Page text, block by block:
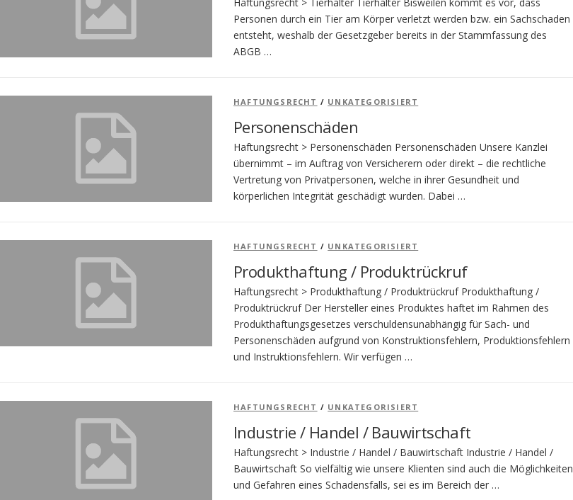
Personen durch ein Tier am Körper verletzt werden bzw. ein Sachschaden
entsteht, weshalb der Gesetzgeber bereits in der Stammfassung des
ABGB …
HAFTUNGSRECHT / UNKATEGORISIERT
Personenschäden
Haftungsrecht > Personenschäden Personenschäden Unsere Kanzlei
übernimmt – im Auftrag von Versicherern oder direkt – die rechtliche
Vertretung von Privatpersonen, welche in ihrer Gesundheit und
körperlichen Integrität geschädigt wurden. Dabei …
HAFTUNGSRECHT / UNKATEGORISIERT
Produkthaftung / Produktrückruf
Haftungsrecht > Produkthaftung / Produktrückruf Produkthaftung /
Produktrückruf Der Hersteller eines Produktes haftet im Rahmen des
Produkthaftungsgesetzes verschuldensunabhängig für Sach- und
Personenschäden aufgrund von Konstruktionsfehlern, Produktionsfehlern
und Instruktionsfehlern. Wir verfügen …
HAFTUNGSRECHT / UNKATEGORISIERT
Industrie / Handel / Bauwirtschaft
Haftungsrecht > Industrie / Handel / Bauwirtschaft Industrie / Handel /
Bauwirtschaft So vielfältig wie unsere Klienten sind auch die Möglichkeiten
und Gefahren eines Schadensfalls, sei es im Bereich der …